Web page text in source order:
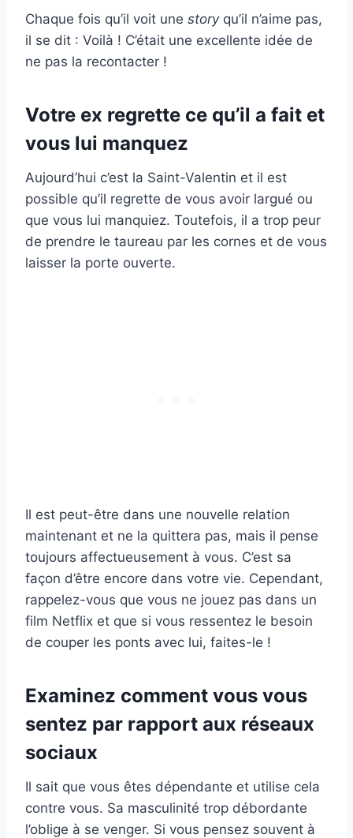
Chaque fois qu’il voit une storyqu’il n’aime pas,
il se dit : Voilà ! C’était une excellente idée de
ne pas la recontacter !
Votre ex regrette ce qu’il a fait et
vous lui manquez
Aujourd’hui c’est la Saint-Valentin et il est
possible qu’il regrette de vous avoir largué ou
que vous lui manquiez. Toutefois, il a trop peur
de prendre le taureau par les cornes et de vous
laisser la porte ouverte.
Il est peut-être dans une nouvelle relation
maintenant et ne la quittera pas, mais il pense
toujours affectueusement à vous. C’est sa
façon d’être encore dans votre vie. Cependant,
rappelez-vous que vous ne jouez pas dans un
film Netflix et que si vous ressentez le besoin
de couper les ponts avec lui, faites-le !
Examinez comment vous vous
sentez par rapport aux réseaux
sociaux
Il sait que vous êtes dépendante et utilise cela
contre vous. Sa masculinité trop débordante
l’oblige à se venger. Si vous pensez souvent à